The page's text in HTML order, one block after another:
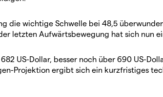
die wichtige Schwelle bei 48,5
letzten Aufwärtsbewegung hat sich nun
US-Dollar, besser noch über 690 US-
Projektion ergibt sich ein kurzfristiges